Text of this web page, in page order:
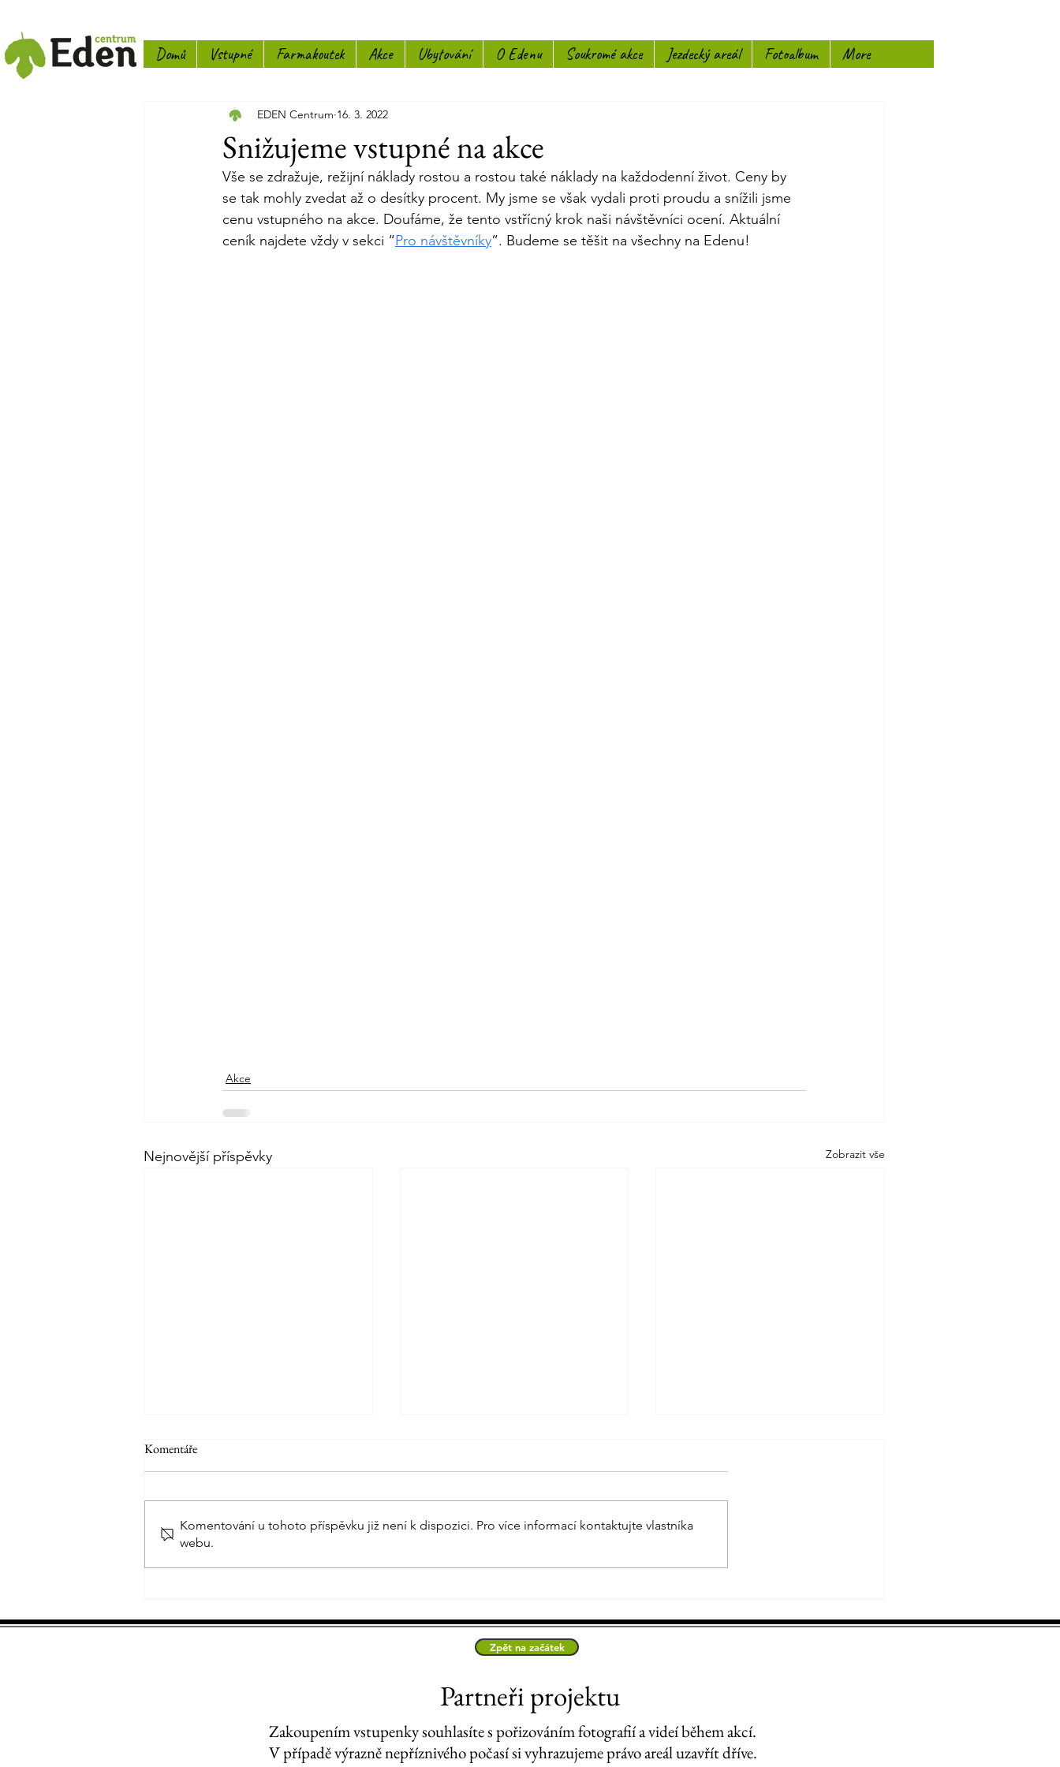
Domů Vstupné Farmakoutek Akce Ubytování O Edenu Soukromé akce Jezdecký areál Fotoalbum More
Snižujeme vstupné na akce
EDEN Centrum 16. 3. 2022
Vše se zdražuje, režijní náklady rostou a rostou také náklady na každodenní život. Ceny by
se tak mohly zvedat až o desítky procent. My jsme se však vydali proti proudu a snížili jsme
cenu vstupného na akce. Doufáme, že tento vstřícný krok naši návštěvníci ocení. Aktuální
ceník najdete vždy v sekci “Pro návštěvníky”. Budeme se těšit na všechny na Edenu!
Akce
Nejnovější příspěvky Zobrazit vše
Masopustní karneval
Komentáře
Komentování u tohoto příspěvku již není k dispozici. Pro více informací kontaktujte vlastníka
webu.
Zpět na začátek
Partneři projektu
Zakoupením vstupenky souhlasíte s pořizováním fotografií a videí během akcí.
V případě výrazně nepříznivého počasí si vyhrazujeme právo areál uzavřít dříve.